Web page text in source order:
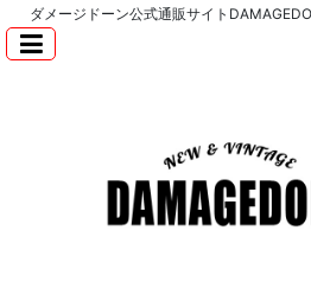
ダメージドーン公式通販サイト